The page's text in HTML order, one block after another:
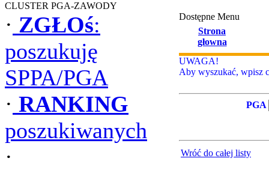
CLUSTER PGA-ZAWODY
· ZGŁOś:
poszukuję
SPPA/PGA
· RANKING
poszukiwanych
·
Dostępne Menu
Strona
głowna
UWAGA!
Aby wyszukać, wpisz
PGA
Wróć do całej listy